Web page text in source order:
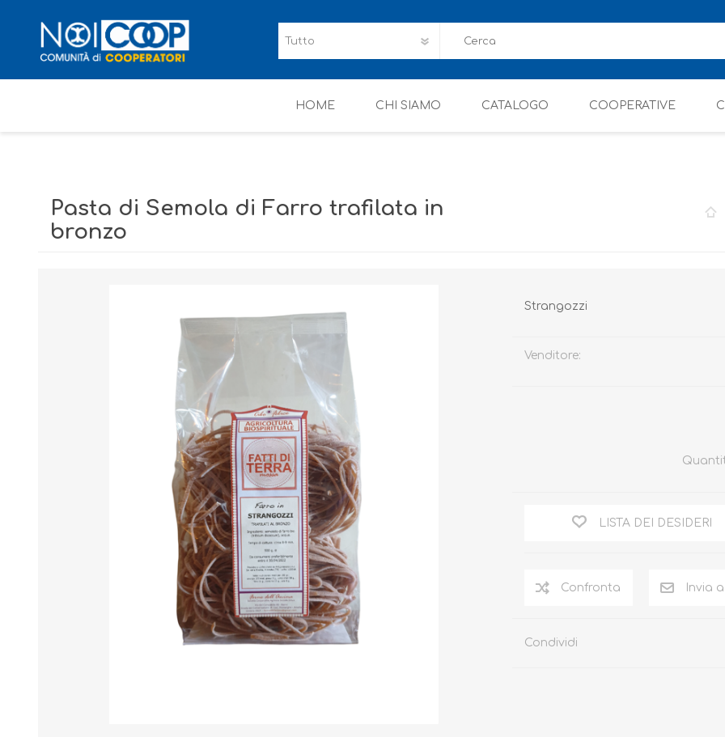
HOME CHI SIAMO CATALOGO COOPERATIVE
Pasta di Semola di Farro trafilata in
bronzo
Strangozzi
Venditore:
LISTA DEI DESIDERI
Condividi